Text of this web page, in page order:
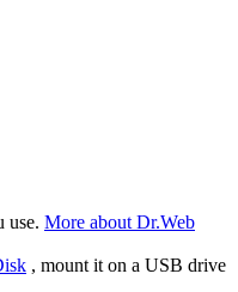
use. More about Dr.Web
, mount it on a USB drive